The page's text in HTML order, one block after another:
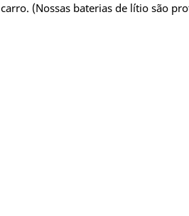
(Nossas baterias de lítio são